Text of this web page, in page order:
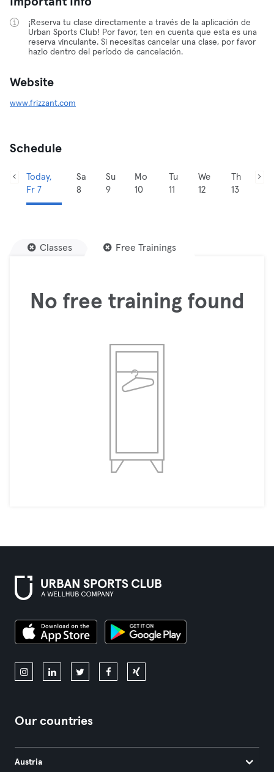
¡Reserva tu clase directamente a través de la aplicación de
Urban Sports Club! Por favor, ten en cuenta que esta es una
reserva vinculante. Si necesitas cancelar una clase, por favor
hazlo dentro del período de cancelación.
Website
www.frizzant.com
Schedule
Today,
Fr 7
Sa
8
Su
9
Mo
10
Tu
11
We
12
Th
13
Classes Free Trainings
No free training found
Our countries
Austria